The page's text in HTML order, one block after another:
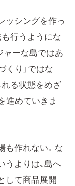
ッシングを作っ
も行うようにな
ャーな島ではあ
くり」ではな
れる状態をめざ
を進めていきま
も作れない。な
うよりは、島へ
して商品展開